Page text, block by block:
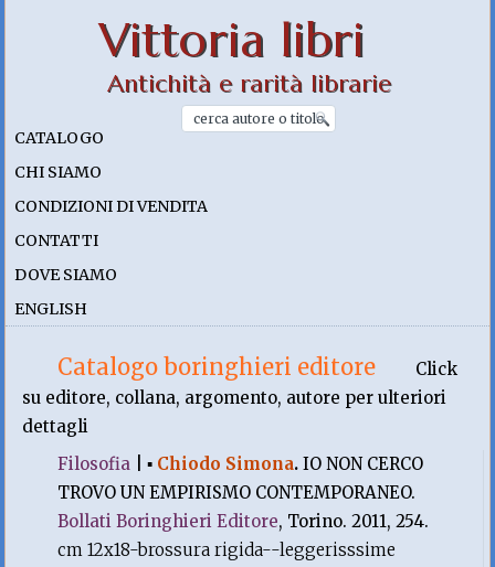
Vittoria libri
Antichità e rarità librarie
CATALOGO
CHI SIAMO
CONDIZIONI DI VENDITA
CONTATTI
DOVE SIAMO
ENGLISH
Catalogo boringhieri editore
Click
su editore, collana, argomento, autore per ulteriori
dettagli
Filosofia |▪ Chiodo Simona.IO NON CERCO
TROVO UN EMPIRISMO CONTEMPORANEO.
Bollati Boringhieri Editore, Torino. 2011, 254.
cm 12x18-brossura rigida--leggerisssime